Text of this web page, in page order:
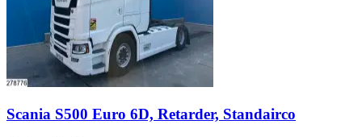
Scania S500 Euro 6D, Retarder, Standairco